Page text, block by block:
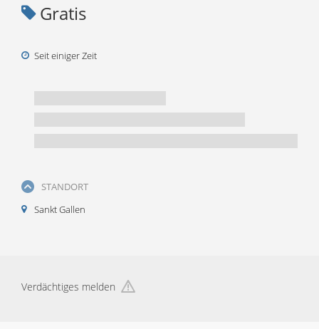
Gratis
Seit einiger Zeit
STANDORT
Sankt Gallen
Verdächtiges melden